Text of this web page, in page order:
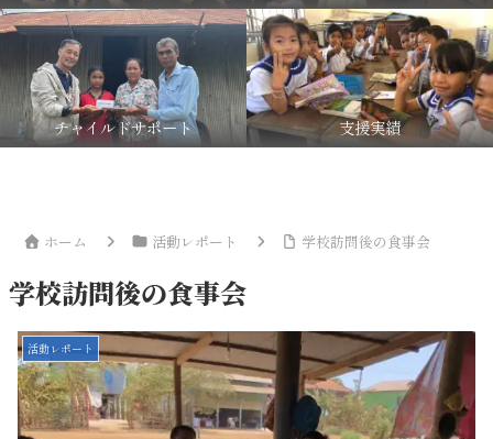
チャイルドサポート 支援実績
ホーム 活動レポート 学校訪問後の食事会
学校訪問後の食事会
活動レポート